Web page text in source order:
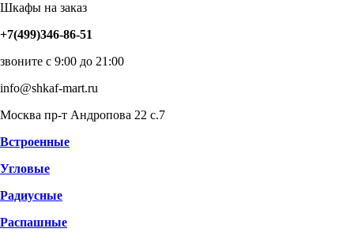
Шкафы на заказ
+7(499)346-86-51
звоните с 9:00 до 21:00
info@shkaf-mart.ru
Москва пр-т Андропова 22 с.7
Встроенные
Угловые
Радиусные
Распашные